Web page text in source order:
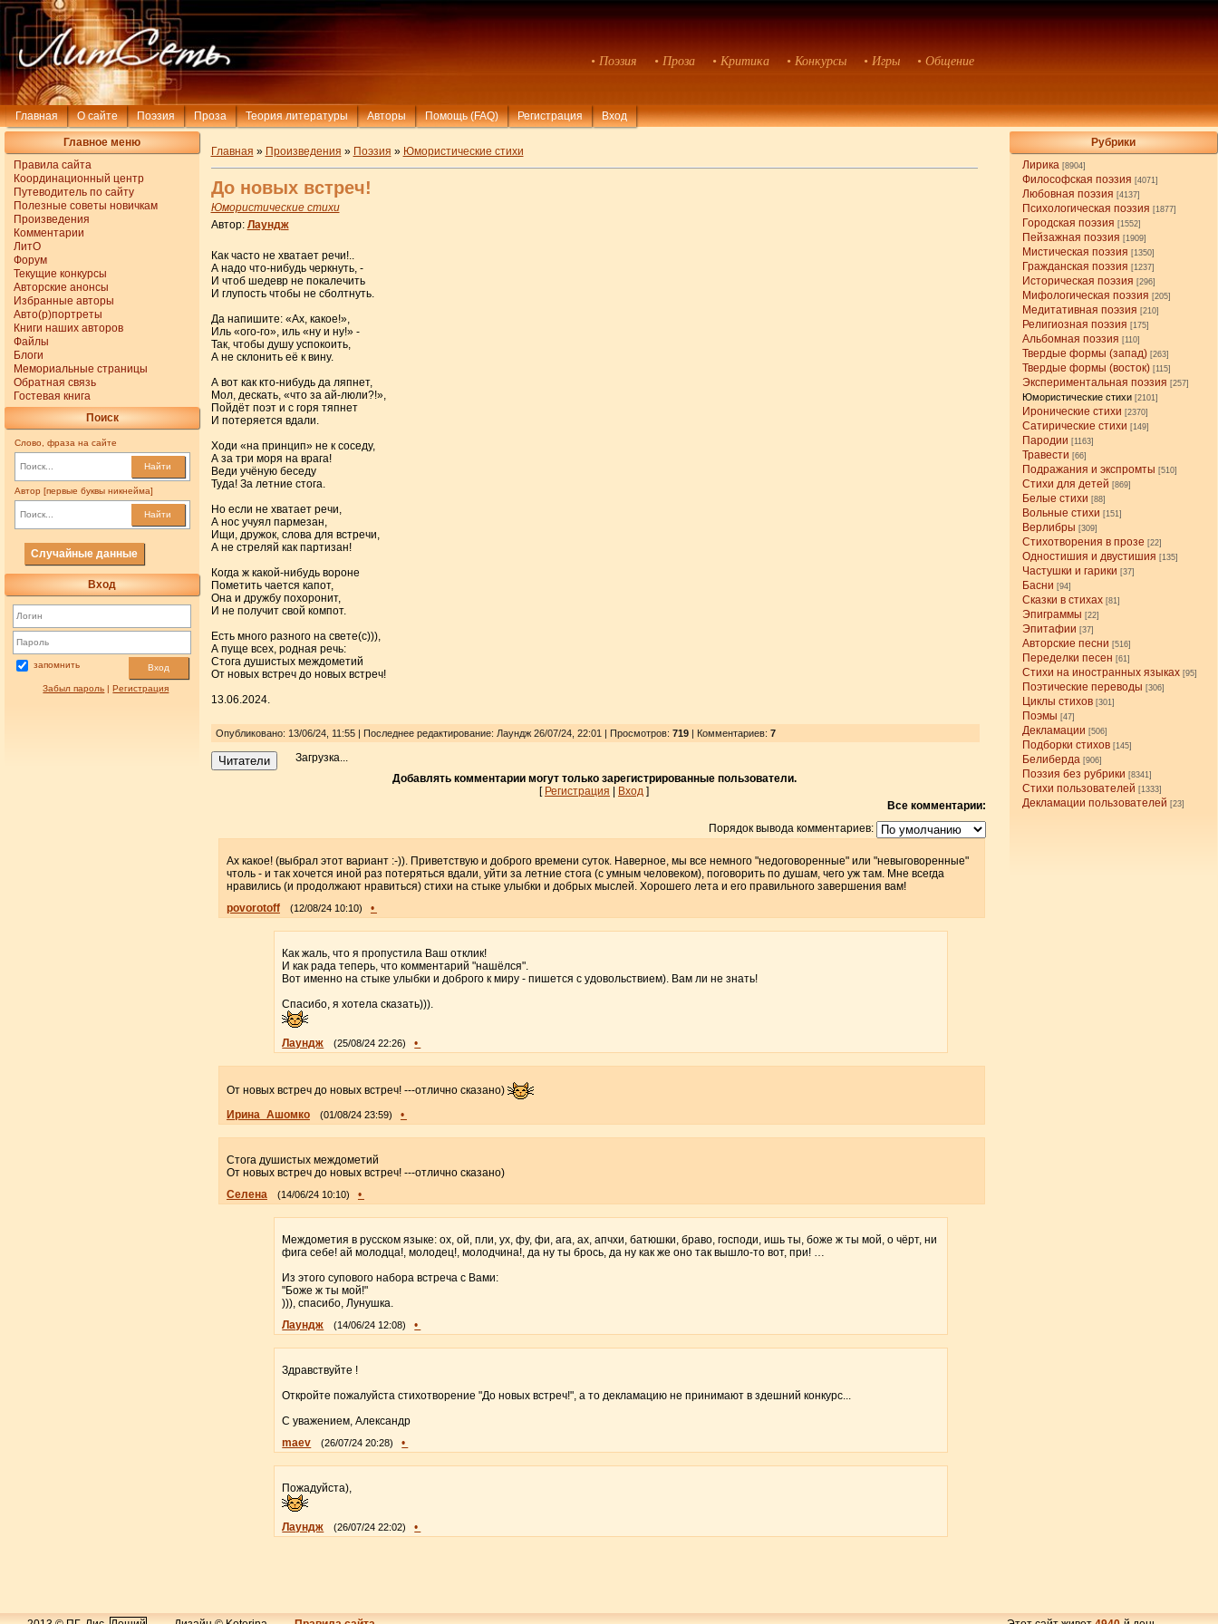
• Поэзия • Проза • Критика • Конкурсы • Игры • Общение
Главная О сайте Поэзия Проза Теория литературы Авторы Помощь (FAQ) Регистрация Вход
Главное меню
Правила сайта
Координационный центр
Путеводитель по сайту
Полезные советы новичкам
Произведения
Комментарии
ЛитО
Форум
Текущие конкурсы
Авторские анонсы
Избранные авторы
Авто(р)портреты
Книги наших авторов
Файлы
Блоги
Мемориальные страницы
Обратная связь
Гостевая книга
Поиск
Слово, фраза на сайте
Найти
Автор [первые буквы никнейма]
Найти
Случайные данные
Вход
запомнить Вход
Забыл пароль |Регистрация
Рубрики
Лирика [8904]
Философская поэзия [4071]
Любовная поэзия [4137]
Психологическая поэзия [1877]
Городская поэзия [1552]
Пейзажная поэзия [1909]
Мистическая поэзия [1350]
Гражданская поэзия [1237]
Историческая поэзия [296]
Мифологическая поэзия [205]
Медитативная поэзия [210]
Религиозная поэзия [175]
Альбомная поэзия [110]
Твердые формы (запад) [263]
Твердые формы (восток) [115]
Экспериментальная поэзия [257]
Юмористические стихи [2101]
Иронические стихи [2370]
Сатирические стихи [149]
Пародии [1163]
Травести [66]
Подражания и экспромты [510]
Стихи для детей [869]
Белые стихи [88]
Вольные стихи [151]
Верлибры [309]
Стихотворения в прозе [22]
Одностишия и двустишия [135]
Частушки и гарики [37]
Басни [94]
Сказки в стихах [81]
Эпиграммы [22]
Эпитафии [37]
Авторские песни [516]
Переделки песен [61]
Стихи на иностранных языках [95]
Поэтические переводы [306]
Циклы стихов [301]
Поэмы [47]
Декламации [506]
Подборки стихов [145]
Белиберда [906]
Поэзия без рубрики [8341]
Стихи пользователей [1333]
Декламации пользователей [23]
Главная » Произведения » Поэзия » Юмористические стихи
До новых встреч!
Юмористические стихи
Автор: Лаундж
Как часто не хватает речи!..
А надо что-нибудь черкнуть, -
И чтоб шедевр не покалечить
И глупость чтобы не сболтнуть.
Да напишите: «Ах, какое!»,
Иль «ого-го», иль «ну и ну!» -
Так, чтобы душу успокоить,
А не склонить её к вину.
А вот как кто-нибудь да ляпнет,
Мол, дескать, «что за ай-люли?!»,
Пойдёт поэт и с горя тяпнет
И потеряется вдали.
Ходи «на принцип» не к соседу,
А за три моря на врага!
Веди учёную беседу
Туда! За летние стога.
Но если не хватает речи,
А нос учуял пармезан,
Ищи, дружок, слова для встречи,
А не стреляй как партизан!
Когда ж какой-нибудь вороне
Пометить чается капот,
Она и дружбу похоронит,
И не получит свой компот.
Есть много разного на свете(с))),
А пуще всех, родная речь:
Стога душистых междометий
От новых встреч до новых встреч!
13.06.2024.
Опубликовано: 13/06/24, 11:55 | Последнее редактирование: Лаундж 26/07/24, 22:01 | Просмотров: 719| Комментариев: 7
Читатели
Загрузка...
Добавлять комментарии могут только зарегистрированные пользователи.
[ Регистрация | Вход ]
Все комментарии:
Порядок вывода комментариев:
Ах какое! (выбрал этот вариант :-)). Приветствую и доброго времени суток. Наверное, мы все немного "недоговоренные" или "невыговоренные"
чтоль - и так хочется иной раз потеряться вдали, уйти за летние стога (с умным человеком), поговорить по душам, чего уж там. Мне всегда
нравились (и продолжают нравиться) стихи на стыке улыбки и добрых мыслей. Хорошего лета и его правильного завершения вам!
povorotoff
(12/08/24 10:10) •
Как жаль, что я пропустила Ваш отклик!
И как рада теперь, что комментарий "нашёлся".
Вот именно на стыке улыбки и доброго к миру - пишется с удовольствием). Вам ли не знать!
Спасибо, я хотела сказать))).
Лаундж (25/08/24 22:26) •
От новых встреч до новых встреч! ---отлично сказано)
Ирина_Ашомко
(01/08/24 23:59) •
Стога душистых междометий
От новых встреч до новых встреч! ---отлично сказано)
Селена
(14/06/24 10:10) •
Междометия в русском языке: ох, ой, пли, ух, фу, фи, ага, ах, апчхи, батюшки, браво, господи, ишь ты, боже ж ты мой, о чёрт, ни
фига себе! ай молодца!, молодец!, молодчина!, да ну ты брось, да ну как же оно так вышло-то вот, при! …
Из этого супового набора встреча с Вами:
"Боже ж ты мой!"
))), спасибо, Лунушка.
Лаундж
(14/06/24 12:08) •
Здравствуйте !
Откройте пожалуйста стихотворение "До новых встреч!", а то декламацию не принимают в здешний конкурс...
С уважением, Александр
maev
(26/07/24 20:28) •
Пожадуйста),
Лаундж (26/07/24 22:02) •